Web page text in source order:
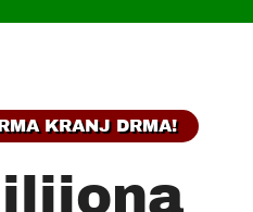
KRANJ DRMA!